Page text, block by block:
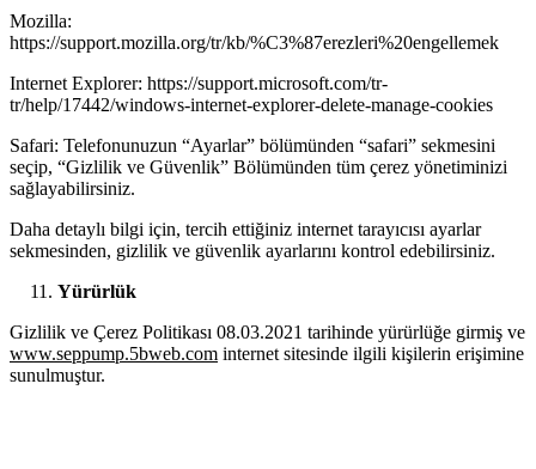
Mozilla:
https://support.mozilla.org/tr/kb/%C3%87erezleri%20engellemek
Internet Explorer: https://support.microsoft.com/tr-
tr/help/17442/windows-internet-explorer-delete-manage-cookies
Safari: Telefonunuzun “Ayarlar” bölümünden “safari” sekmesini
seçip, “Gizlilik ve Güvenlik” Bölümünden tüm çerez yönetiminizi
sağlayabilirsiniz.
Daha detaylı bilgi için, tercih ettiğiniz internet tarayıcısı ayarlar
sekmesinden, gizlilik ve güvenlik ayarlarını kontrol edebilirsiniz.
Yürürlük
Gizlilik ve Çerez Politikası 08.03.2021 tarihinde yürürlüğe girmiş ve
www.seppump.5bweb.com internet sitesinde ilgili kişilerin erişimine
sunulmuştur.